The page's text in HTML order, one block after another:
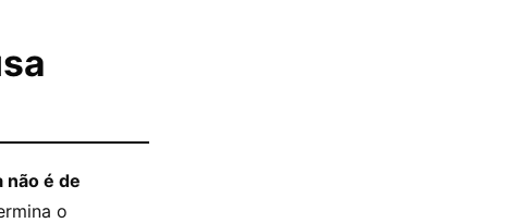
é de
o